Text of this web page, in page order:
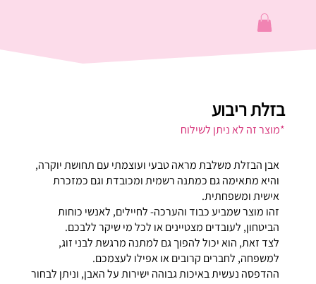
בזלת ריבוע
*מוצר זה לא ניתן לשילוח
אבן הבזלת משלבת מראה טבעי ועוצמתי עם תחושת יוקרה,
והיא מתאימה גם כמתנה רשמית ומכובדת וגם כמזכרת
אישית ומשפחתית.
זהו מוצר שמביע כבוד והערכה- לחיילים, לאנשי כוחות
הביטחון, לעובדים מצטיינים או לכל מי שיקר ללבכם.
לצד זאת, הוא יכול להפוך גם למתנה מרגשת לבני זוג,
למשפחה, לחברים קרובים או אפילו לעצמכם.
ההדפסה נעשית באיכות גבוהה ישירות על האבן, וניתן לבחור